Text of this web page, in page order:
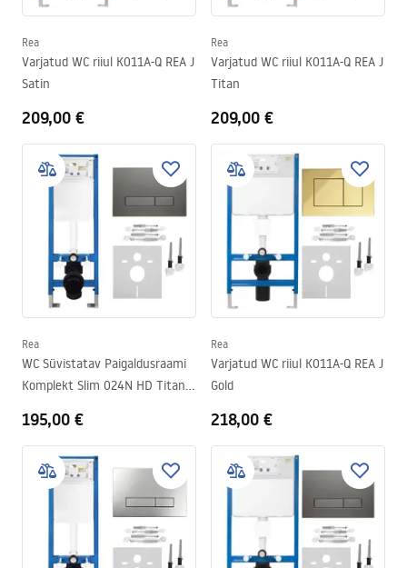
Rea
Varjatud WC riiul K011A-Q REA J
Satin
209,00 €
Rea
Varjatud WC riiul K011A-Q REA J
Titan
209,00 €
Rea
WC Süvistatav Paigaldusraami
Komplekt Slim 024N HD Titan
195,00 €
Rea
Varjatud WC riiul K011A-Q REA J
Gold
218,00 €